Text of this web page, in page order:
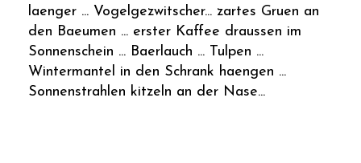
laenger ... Vogelgezwitscher... zartes Gruen an
den Baeumen ... erster Kaffee draussen im
Sonnenschein ... Baerlauch ... Tulpen ...
Wintermantel in den Schrank haengen ...
Sonnenstrahlen kitzeln an der Nase...